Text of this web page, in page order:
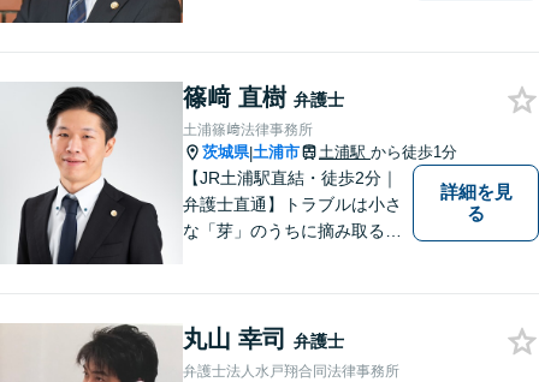
把握した上で、正当な権利を
守るために丁寧な対応を致し
ます。
篠﨑 直樹 弁護士
土浦篠﨑法律事務所
茨城県|土浦市 土浦駅 から徒歩1分
【JR土浦駅直結・徒歩2分｜
弁護士直通】トラブルは小さ
な「芽」のうちに摘み取るこ
詳細を見
る
丸山 幸司 弁護士
弁護士法人水戸翔合同法律事務所